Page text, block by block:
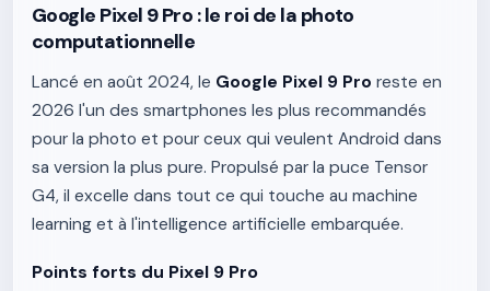
Google Pixel 9 Pro : le roi de la photo
computationnelle
Lancé en août 2024, le Google Pixel 9 Pro reste en
2026 l'un des smartphones les plus recommandés
pour la photo et pour ceux qui veulent Android dans
sa version la plus pure. Propulsé par la puce Tensor
G4, il excelle dans tout ce qui touche au machine
learning et à l'intelligence artificielle embarquée.
Points forts du Pixel 9 Pro